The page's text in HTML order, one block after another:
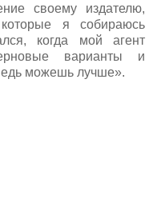
своему издателю,
я собираюсь
когда мой агент
варианты и
можешь лучше».